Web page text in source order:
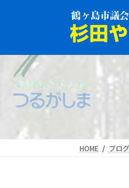
HOME ブログ